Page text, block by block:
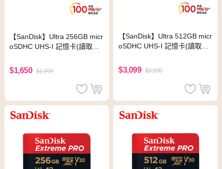
【SanDisk】Ultra 256GB micr
oSDHC UHS-I 記憶卡(讀取達1
$1,650 $1,999
【SanDisk】Ultra 512GB micr
oSDHC UHS-I 記憶卡(讀取達
$3,099 $3,999